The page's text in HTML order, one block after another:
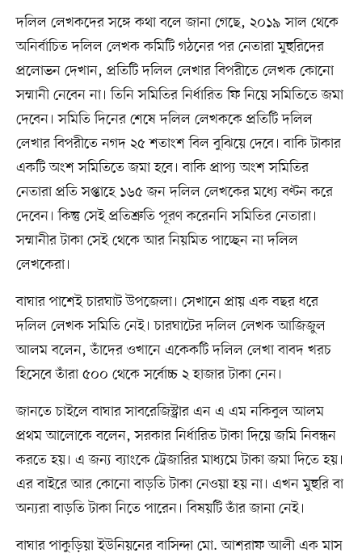
দলিল লেখকদের সঙ্গে কথা বলে জানা গেছে, ২০১৯ সাল থেকে
অনির্বাচিত দলিল লেখক কমিটি গঠনের পর নেতারা মুহুরিদের
প্রলোভন দেখান, প্রতিটি দলিল লেখার বিপরীতে লেখক কোনো
সম্মানী নেবেন না। তিনি সমিতির নির্ধারিত ফি নিয়ে সমিতিতে জমা
দেবেন। সমিতি দিনের শেষে দলিল লেখককে প্রতিটি দলিল
লেখার বিপরীতে নগদ ২৫ শতাংশ বিল বুঝিয়ে দেবে। বাকি টাকার
একটি অংশ সমিতিতে জমা হবে। বাকি প্রাপ্য অংশ সমিতির
নেতারা প্রতি সপ্তাহে ১৬৫ জন দলিল লেখকের মধ্যে বণ্টন করে
দেবেন। কিন্তু সেই প্রতিশ্রুতি পূরণ করেননি সমিতির নেতারা।
সম্মানীর টাকা সেই থেকে আর নিয়মিত পাচ্ছেন না দলিল
লেখকেরা।
বাঘার পাশেই চারঘাট উপজেলা। সেখানে প্রায় এক বছর ধরে
দলিল লেখক সমিতি নেই। চারঘাটের দলিল লেখক আজিজুল
আলম বলেন, তাঁদের ওখানে একেকটি দলিল লেখা বাবদ খরচ
হিসেবে তাঁরা ৫০০ থেকে সর্বোচ্চ ২ হাজার টাকা নেন।
জানতে চাইলে বাঘার সাবরেজিস্ট্রার এন এ এম নকিবুল আলম
প্রথম আলোকে বলেন, সরকার নির্ধারিত টাকা দিয়ে জমি নিবন্ধন
করতে হয়। এ জন্য ব্যাংকে ট্রেজারির মাধ্যমে টাকা জমা দিতে হয়।
এর বাইরে আর কোনো বাড়তি টাকা নেওয়া হয় না। এখন মুহুরি বা
অন্যরা বাড়তি টাকা নিতে পারেন। বিষয়টি তাঁর জানা নেই।
বাঘার পাকুড়িয়া ইউনিয়নের বাসিন্দা মো. আশরাফ আলী এক মাস